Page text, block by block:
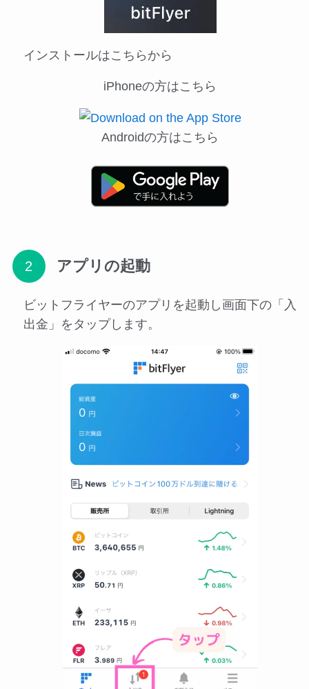
インストールはこちらから
iPhoneの方はこちら
Androidの方はこちら
アプリの起動
ビットフライヤーのアプリを起動し画面下の「入
出金」をタップします。